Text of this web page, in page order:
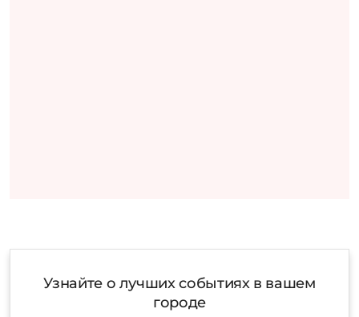
Узнайте о лучших событиях в вашем
городе